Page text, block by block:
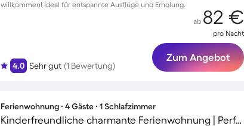
willkommen! Ideal für entspannte Ausflüge und Erholung.
4.0 Sehr gut (1 Bewertung)
ab 82 €
pro Nacht
Zum Angebot
Ferienwohnung ∙ 4 Gäste ∙ 1 Schlafzimmer
Kinderfreundliche charmante Ferienwohnung | Perfekt für die Arbeit von Zuhause | Haustiere erlaubt